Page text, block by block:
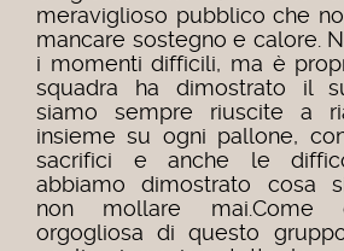
meraviglioso pubblico che
mancare sostegno e calore.
i momenti difficili, ma è
squadra ha dimostrato il
siamo sempre riuscite a
insieme su ogni pallone,
sacrifici e anche le
abbiamo dimostrato cosa
non mollare mai.Come
orgogliosa di questo